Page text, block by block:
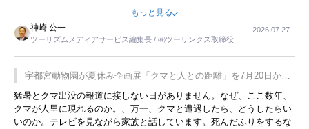
をした時は、移動はグレイハウンドバスでした。夕方から夜の便を利
用してホテル代を浮かせていました。ただし、若いからできたことで
す。若い人が夜行バスで京都に行った、青森に行ったと聞くと、疲れ
が残らないのかなと思ってしまいます。
もっと見る
神崎 公一
ツーリズムメディアサービス編集長 / ㈱ツーリンクス取締役
2026.07.27
宇都宮動物園が夏休み企画展「クマと人との距離」を7月20日から
開催
猛暑とクマ出没の報道に接しない日がありません。なぜ、ここ数年、
クマが人里に現れるのか。、万一、クマと遭遇したら、どうしたらい
いのか。テレビを見ながら家族と話しています。死んだふりをするな